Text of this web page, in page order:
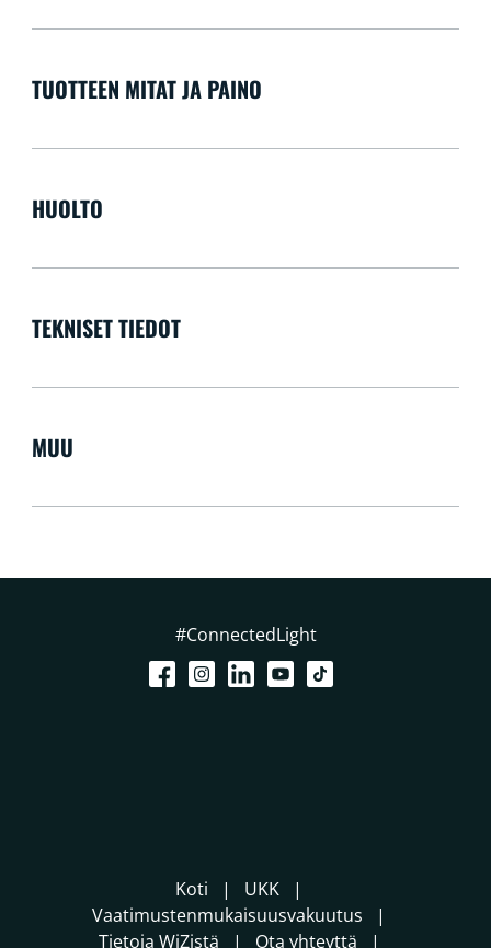
TUOTTEEN MITAT JA PAINO
HUOLTO
TEKNISET TIEDOT
MUU
#ConnectedLight
Koti
UKK
Vaatimustenmukaisuusvakuutus
Tietoja WiZistä
Ota yhteyttä